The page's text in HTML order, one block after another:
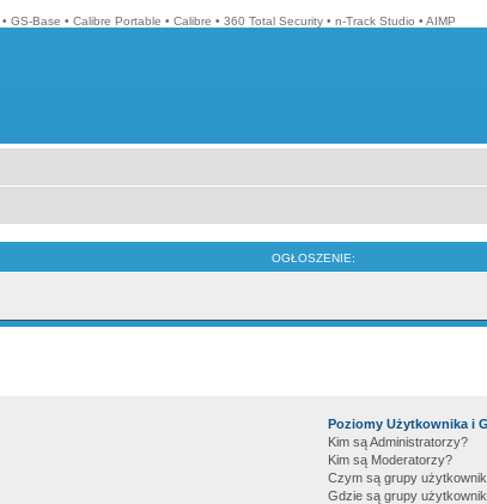
• GS-Base • Calibre Portable • Calibre • 360 Total Security • n-Track Studio • AIMP
OGŁOSZENIE:
Poziomy Użytkownika i
Kim są Administratorzy?
Kim są Moderatorzy?
Czym są grupy
Gdzie są grupy